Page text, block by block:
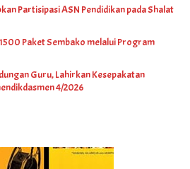
Partisipasi ASN Pendidikan pada Shalat
Paket Sembako melalui Program
Guru, Lahirkan Kesepakatan
4/2026